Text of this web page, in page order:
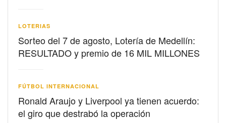
LOTERIAS
Sorteo del 7 de agosto, Lotería de Medellín:
RESULTADO y premio de 16 MIL MILLONES
FÚTBOL INTERNACIONAL
Ronald Araujo y Liverpool ya tienen acuerdo:
el giro que destrabó la operación